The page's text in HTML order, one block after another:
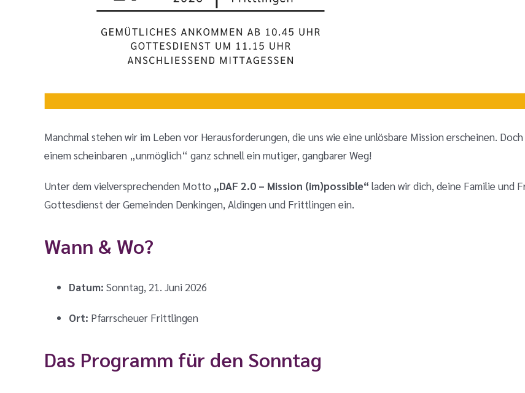
Manchmal stehen wir im Leben vor Herausforderungen, die uns wie eine unlösbare Mission erscheinen.
einem scheinbaren „unmöglich“ ganz schnell ein mutiger, gangbarer Weg!
Unter dem vielversprechenden Motto „DAF 2.0 – Mission (im)possible“ laden wir dich, deine Familie und
Gottesdienst der Gemeinden Denkingen, Aldingen und Frittlingen ein.
Wann & Wo?
Datum: Sonntag, 21. Juni 2026
Ort: Pfarrscheuer Frittlingen
Das Programm für den Sonntag